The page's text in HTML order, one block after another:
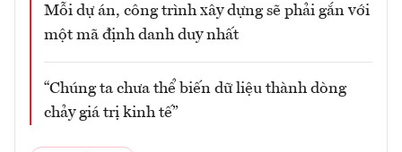
Mỗi dự án, công trình xây dựng sẽ phải gắn với
một mã định danh duy nhất
“Chúng ta chưa thể biến dữ liệu thành dòng
chảy giá trị kinh tế”